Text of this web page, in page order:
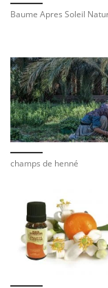
Baume Apres Soleil
champs de henné